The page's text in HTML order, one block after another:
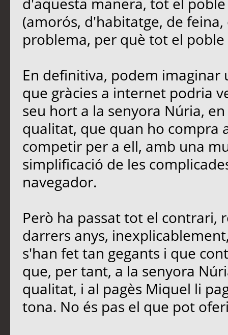
(amorós, d'habitatge, de
problema, per què tot el
En definitiva, podem imaginar
que gràcies a internet podria
seu hort a la senyora Núria,
qualitat, que quan ho compra
competir per a ell, amb una
simplificació de les
navegador.
Però ha passat tot el contrari,
darrers anys,
s'han fet tan gegants i que
que, per tant, a la senyora
qualitat, i al pagès Miquel li
tona. No és pas el que pot